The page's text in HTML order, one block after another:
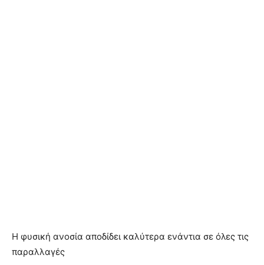
Η φυσική ανοσία αποδίδει καλύτερα ενάντια σε όλες τις
παραλλαγές